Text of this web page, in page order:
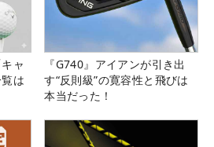
ャ
は
『G740』アイアンが引き出
す“反則級”の寛容性と飛びは
本当だった！